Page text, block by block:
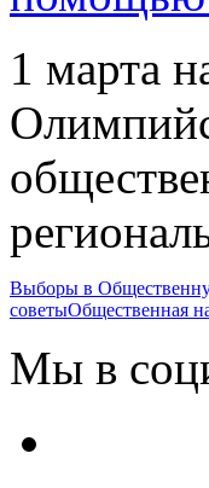
1 марта
Выборы в
советыОбщественная
Мы в